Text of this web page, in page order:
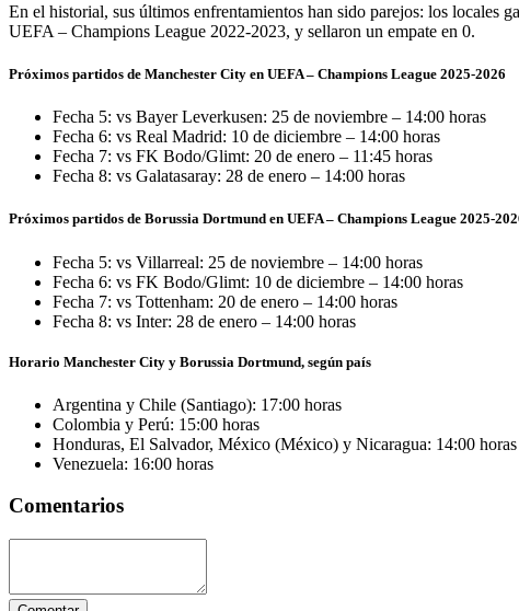
En el historial, sus últimos enfrentamientos han sido parejos: los locales
UEFA – Champions League 2022-2023, y sellaron un empate en 0.
Próximos partidos de Manchester City en UEFA – Champions League 2025-2026
Fecha 5: vs Bayer Leverkusen: 25 de noviembre – 14:00 horas
Fecha 6: vs Real Madrid: 10 de diciembre – 14:00 horas
Fecha 7: vs FK Bodo/Glimt: 20 de enero – 11:45 horas
Fecha 8: vs Galatasaray: 28 de enero – 14:00 horas
Próximos partidos de Borussia Dortmund en UEFA – Champions League 2025-
Fecha 5: vs Villarreal: 25 de noviembre – 14:00 horas
Fecha 6: vs FK Bodo/Glimt: 10 de diciembre – 14:00 horas
Fecha 7: vs Tottenham: 20 de enero – 14:00 horas
Fecha 8: vs Inter: 28 de enero – 14:00 horas
Horario Manchester City y Borussia Dortmund, según país
Argentina y Chile (Santiago): 17:00 horas
Colombia y Perú: 15:00 horas
Honduras, El Salvador, México (México) y Nicaragua: 14:00 horas
Venezuela: 16:00 horas
Comentarios